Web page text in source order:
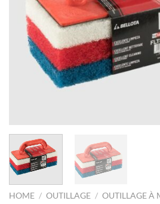
HOME / OUTILLAGE / OUTILLAGE À